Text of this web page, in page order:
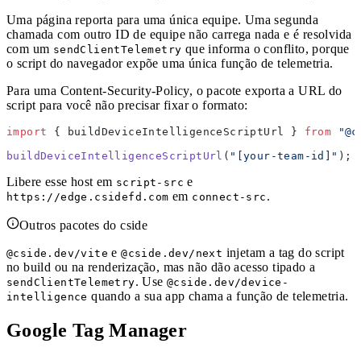
Uma página reporta para uma única equipe. Uma segunda
chamada com outro ID de equipe não carrega nada e é resolvida
com um sendClientTelemetry que informa o conflito, porque
o script do navegador expõe uma única função de telemetria.
Para uma Content-Security-Policy, o pacote exporta a URL do
script para você não precisar fixar o formato:
import { buildDeviceIntelligenceScriptUrl } from
buildDeviceIntelligenceScriptUrl ( "[your-team-id]" );
Libere esse host em script-src e
https://edge.csidefd.com em connect-src .
Outros pacotes do cside
@cside.dev/vite e@cside.dev/next injetam a tag do script
no build ou na renderização, mas não dão acesso tipado a
sendClientTelemetry. Use@cside.dev/device-
intelligence quando a sua app chama a função de telemetria.
Google Tag Manager